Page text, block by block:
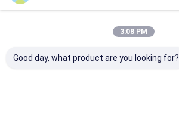
3:08 PM
Good day, what product are you looking for?